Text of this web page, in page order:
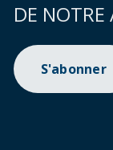
DE NOTRE
S'abonner